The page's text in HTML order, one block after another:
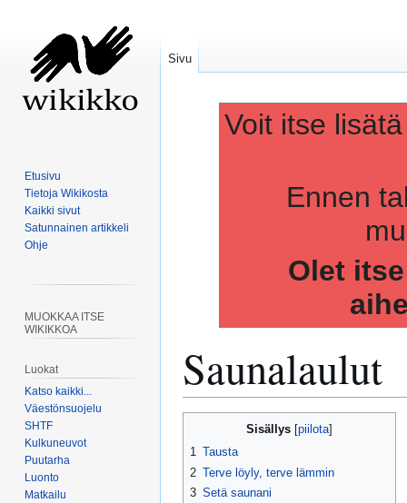
Voit itse
Ennen
Olet
Saunalaulut
Sisällys
1 Tausta
2 Terve löyly, terve lämmin
3 Setä saunani
Sivu
Etusivu
Tietoja Wikikosta
Kaikki sivut
Satunnainen artikkeli
Ohje
MUOKKAA ITSE
WIKIKKOA
Luokat
Katso kaikki...
Väestönsuojelu
SHTF
Kulkuneuvot
Puutarha
Luonto
Matkailu